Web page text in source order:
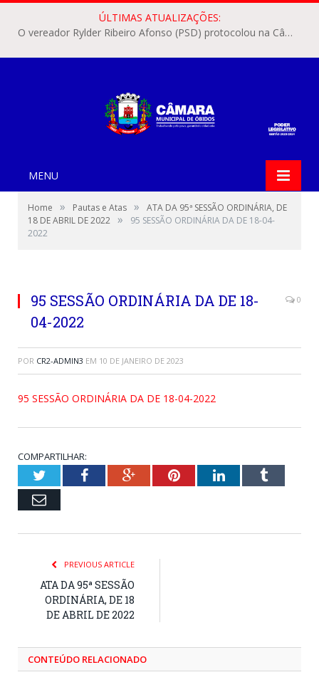
ÚLTIMAS ATUALIZAÇÕES:
O vereador Rylder Ribeiro Afonso (PSD) protocolou na Câmara Municipal de Óbidos o Requerimento nº 346/2026.
MENU
Home » Pautas e Atas »
ATA DA 95ª SESSÃO ORDINÁRIA, DE
18 DE ABRIL DE 2022 »
95 SESSÃO ORDINÁRIA DA DE 18-04-
2022
95 SESSÃO ORDINÁRIA DA DE 18-
04-2022
0
POR CR2-ADMIN3 EM 10 DE JANEIRO DE 2023
95 SESSÃO ORDINÁRIA DA DE 18-04-2022
COMPARTILHAR:
TwitterFacebookGoogle+PinterestLinkedInTumblr
Email
PREVIOUS ARTICLE
ATA DA 95ª SESSÃO
ORDINÁRIA, DE 18
DE ABRIL DE 2022
CONTEÚDO RELACIONADO